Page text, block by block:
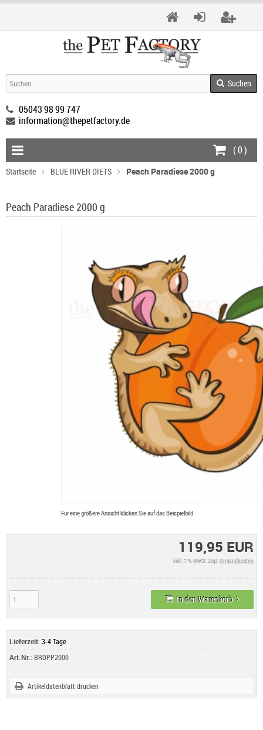
Suchen
05043 98 99 747
information@thepetfactory.de
(0)
Startseite BLUE RIVER DIETS Peach Paradiese 2000 g
Peach Paradiese 2000 g
Für eine größere Ansicht klicken Sie auf das Beispielbild
119,95 EUR
inkl. 7 % MwSt. zzgl.Versandkosten
In den Warenkorb
Lieferzeit:3-4 Tage
Art.Nr.:BRDPP2000
Artikeldatenblatt drucken